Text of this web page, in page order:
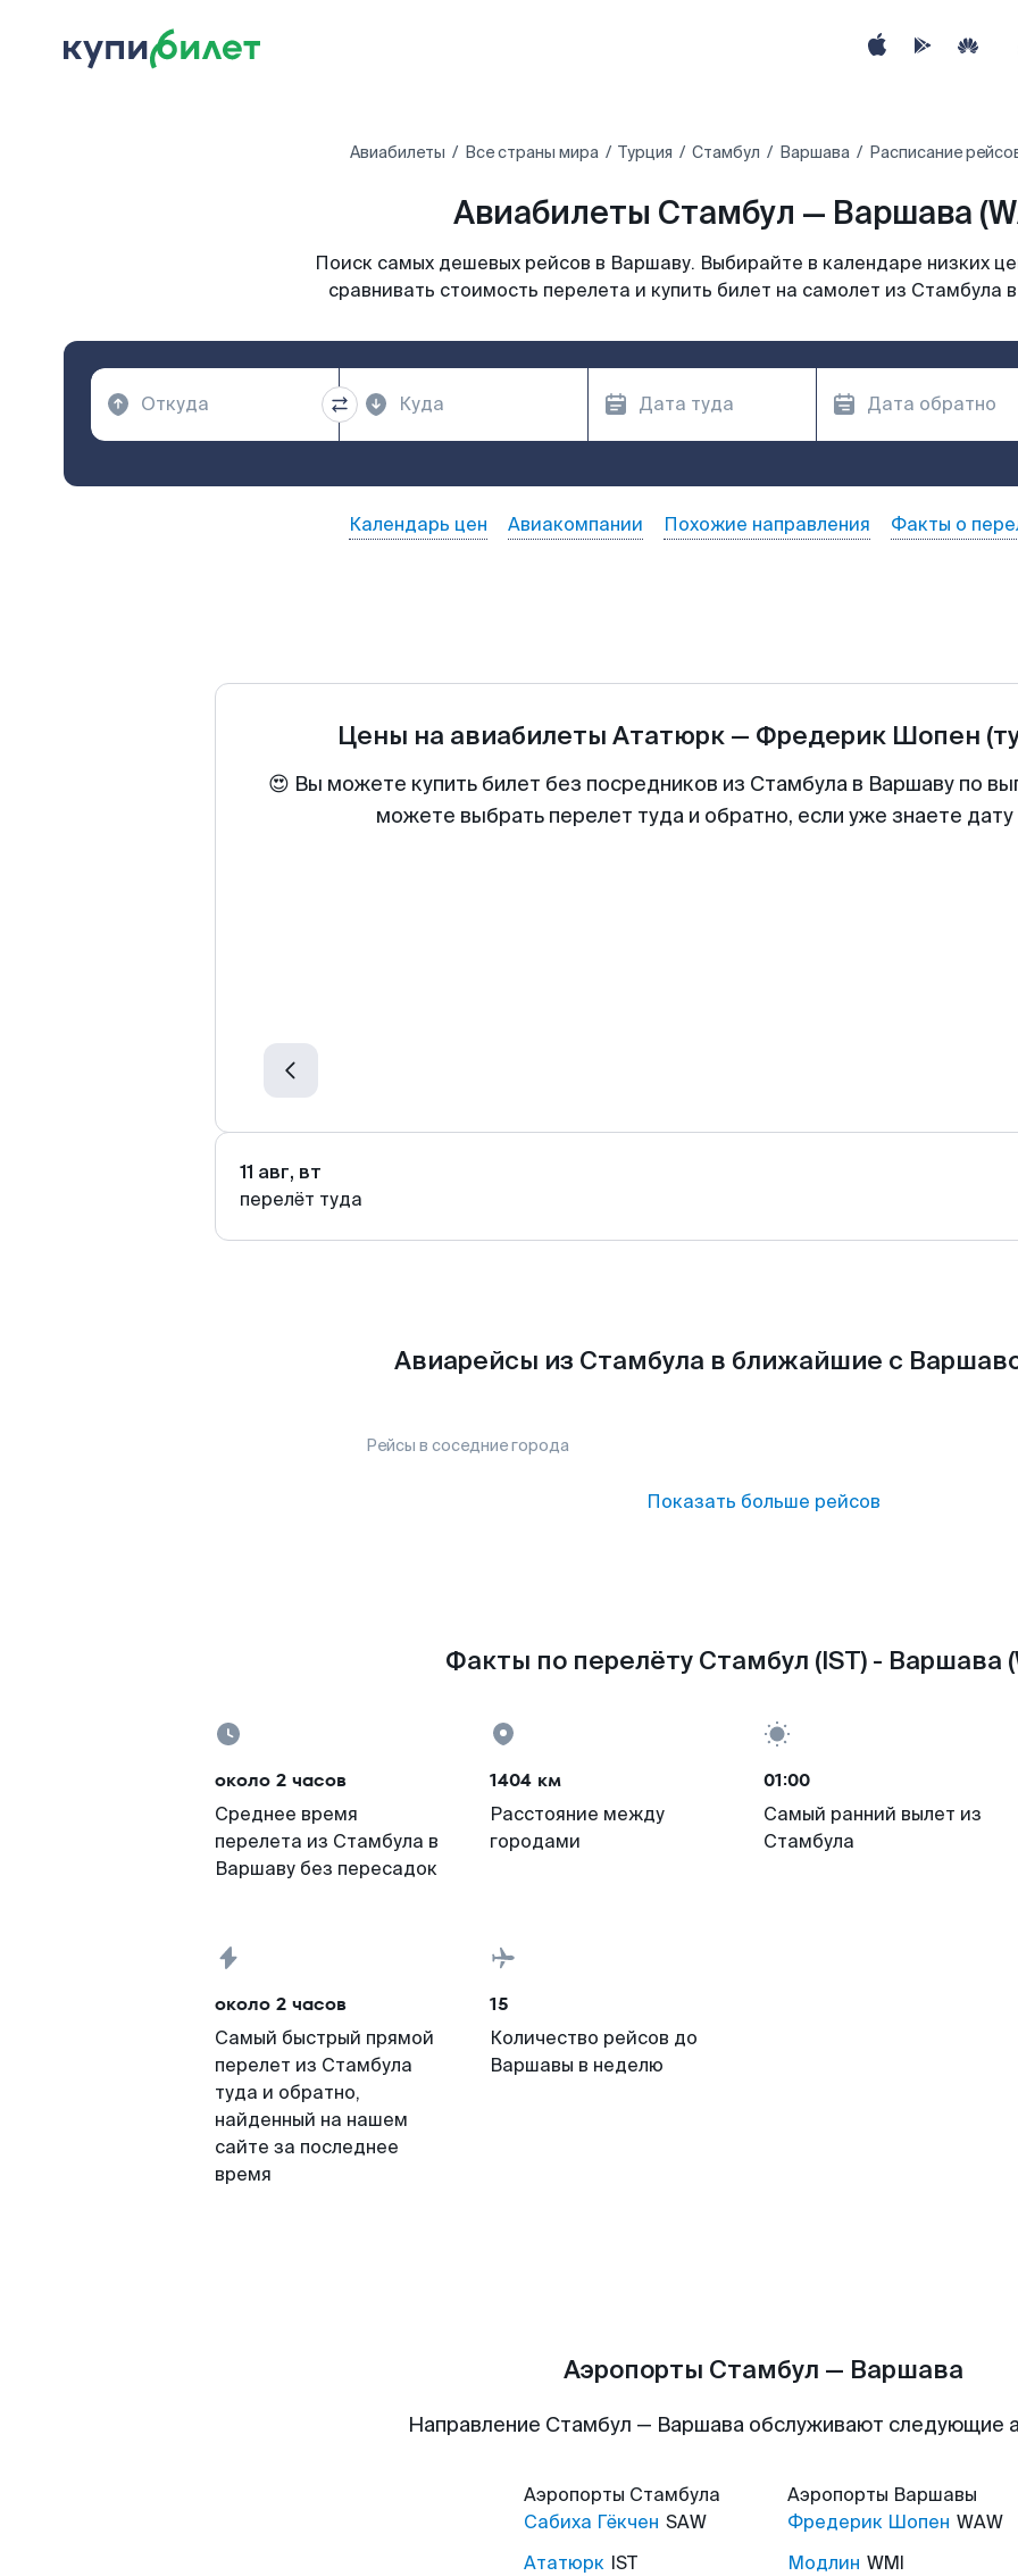
Авиабилеты Все страны мира Турция Стамбул Варшава Расписание
Авиабилеты Стамбул — Варшава
Поиск самых дешевых рейсов в Варшаву. Выбирайте в календаре низких
сравнивать стоимость перелета и купить билет на самолет из Стамбула
Календарь цен Авиакомпании Похожие направления Факты о
Цены на авиабилеты Ататюрк — Фредерик Шопен
😍 Вы можете купить билет без посредников из Стамбула в Варшаву по
можете выбрать перелет туда и обратно, если уже знаете
11 авг, вт
перелёт туда
Авиарейсы из Стамбула в ближайшие с
Рейсы в соседние города
Показать больше рейсов
Факты по перелёту Стамбул (IST) - Варшава
около 2 часов
Среднее время
перелета из Стамбула в
Варшаву без пересадок
1404 км
Расстояние между
городами
01:00
Самый ранний вылет из
Стамбула
около 2 часов
Самый быстрый прямой
перелет из Стамбула
туда и обратно,
найденный на нашем
сайте за последнее
время
15
Количество рейсов до
Варшавы в неделю
Аэропорты Стамбул — Варшава
Направление Стамбул — Варшава обслуживают следующие
Аэропорты Стамбула
Сабиха Гёкчен SAW
Ататюрк IST
Аэропорты Варшавы
Фредерик Шопен WAW
Модлин WMI